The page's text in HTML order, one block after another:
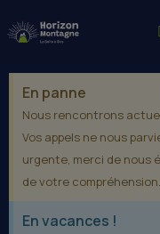
En panne
Nous rencontrons
Vos appels ne nous
urgente, merci de nous
de votre compréhension.
En vacances !